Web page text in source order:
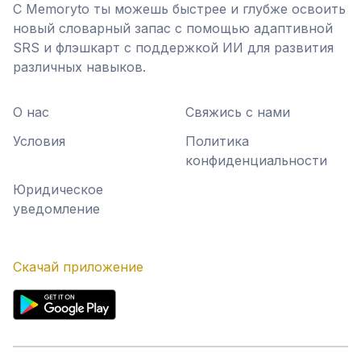
С Memoryto ты можешь быстрее и глубже освоить
новый словарный запас с помощью адаптивной
SRS и флэшкарт с поддержкой ИИ для развития
различных навыков.
О нас
Свяжись с нами
Условия
Политика
конфиденциальности
Юридическое
уведомление
Скачай приложение